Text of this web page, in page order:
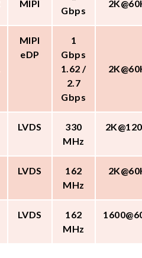
MIPI
Gbps
MIPI
eDP
1
Gbps
1.62 /
2.7
Gbps
LVDS
330
MHz
LVDS
162
MHz
LVDS
162
MHz